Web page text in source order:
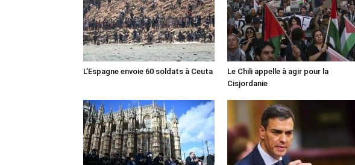
L’Espagne envoie 60 soldats à Ceuta
Le Chili appelle à agir pour la
Cisjordanie